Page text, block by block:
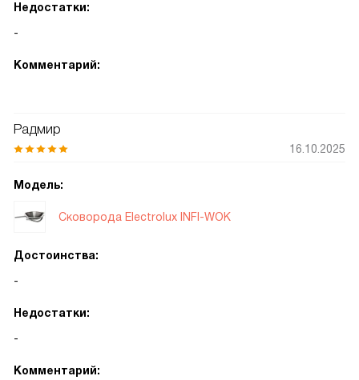
Недостатки:
-
Комментарий:
Радмир
16.10.2025
Модель:
Сковорода Electrolux INFI-WOK
Достоинства:
-
Недостатки:
-
Комментарий: